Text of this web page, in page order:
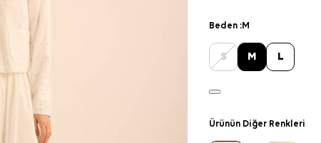
Beden :M
S M L
Ürünün Diğer Renkleri